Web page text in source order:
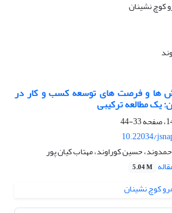
ها و فرصت های توسعه کسب و کار در
یک مطالعه ترکیبی
33-44
10.22034/
حسین کوراوند، مهتاب کیان پور
5.04 M